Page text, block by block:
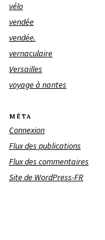
vélo
vendée
vendée.
vernaculaire
Versailles
voyage à nantes
MÉTA
Connexion
Flux des publications
Flux des commentaires
Site de WordPress-FR